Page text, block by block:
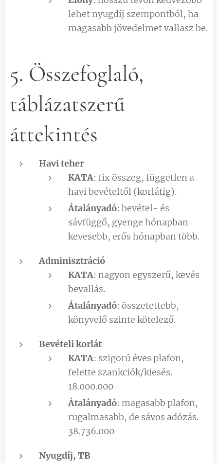
lehet nyugdíj szempontból, ha
magasabb jövedelmet vallasz be.
5. Összefoglaló,
táblázatszerű
áttekintés
Havi teher
KATA: fix összeg, független a
havi bevételtől (korlátig).
Átalányadó: bevétel- és
sávfüggő, gyenge hónapban
kevesebb, erős hónapban több.
Adminisztráció
KATA: nagyon egyszerű, kevés
bevallás.
Átalányadó: összetettebb,
könyvelő szinte kötelező.
Bevételi korlát
KATA: szigorú éves plafon,
felette szankciók/kiesés.
18.000.000
Átalányadó: magasabb plafon,
rugalmasabb, de sávos adózás.
38.736.000
Nyugdíj, TB